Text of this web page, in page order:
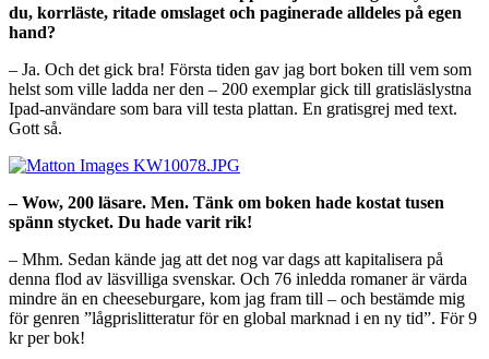
du, korrläste, ritade omslaget och paginerade alldeles på egen
hand?
– Ja. Och det gick bra! Första tiden gav jag bort boken till vem som
helst som ville ladda ner den – 200 exemplar gick till gratisläslystna
Ipad-användare som bara vill testa plattan. En gratisgrej med text.
Gott så.
– Wow, 200 läsare. Men. Tänk om boken hade kostat tusen
spänn stycket. Du hade varit rik!
– Mhm. Sedan kände jag att det nog var dags att kapitalisera på
denna flod av läsvilliga svenskar. Och 76 inledda romaner är värda
mindre än en cheeseburgare, kom jag fram till – och bestämde mig
för genren ”lågprislitteratur för en global marknad i en ny tid”. För 9
kr per bok!